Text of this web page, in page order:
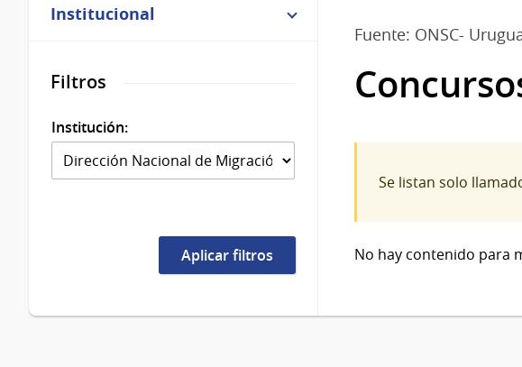
Institucional
Filtros
Institución:
Fuente: ONSC-
Se listan solo
No hay contenido para